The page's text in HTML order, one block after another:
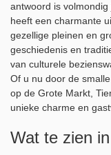
antwoord is
heeft een charmante
gezellige pleinen en
geschiedenis en
van culturele
Of u nu door de
op de Grote Markt,
unieke charme en
Wat te zien